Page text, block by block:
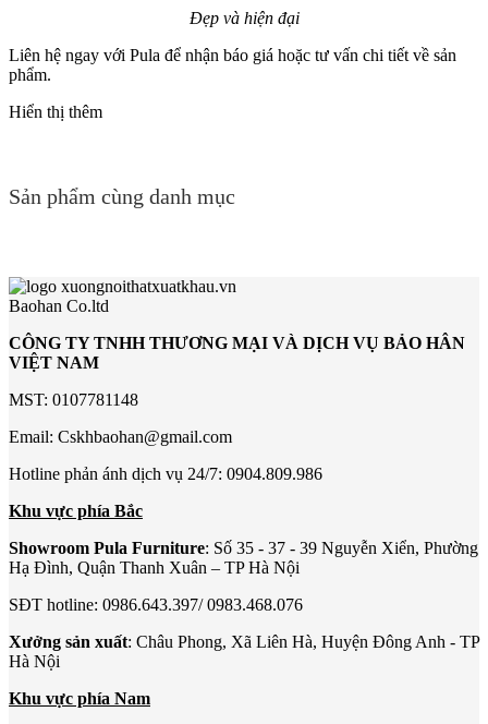
Đẹp và hiện đại
Liên hệ ngay với Pula để nhận báo giá hoặc tư vấn chi tiết về sản
phẩm.
Hiển thị thêm
Sản phẩm cùng danh mục
Baohan Co.ltd
CÔNG TY TNHH THƯƠNG MẠI VÀ DỊCH VỤ BẢO HÂN
VIỆT NAM
MST: 0107781148
Email: Cskhbaohan@gmail.com
Hotline phản ánh dịch vụ 24/7: 0904.809.986
Khu vực phía Bắc
Showroom Pula Furniture: Số 35 - 37 - 39 Nguyễn Xiển, Phường
Hạ Đình, Quận Thanh Xuân – TP Hà Nội
SĐT hotline: 0986.643.397/ 0983.468.076
Xưởng sản xuất: Châu Phong, Xã Liên Hà, Huyện Đông Anh - TP
Hà Nội
Khu vực phía Nam